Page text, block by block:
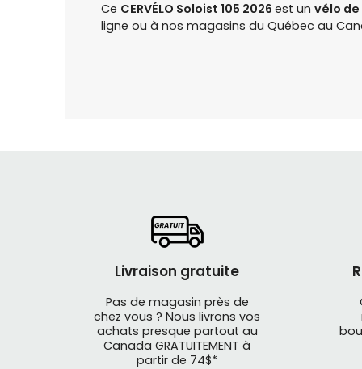
Ce CERVÉLO Soloist 105 2026 est un vélo
ligne ou à nos magasins du Québec au
Livraison gratuite
Pas de magasin près de
chez vous ? Nous livrons vos
achats presque partout au
Canada GRATUITEMENT à
partir de 74$*